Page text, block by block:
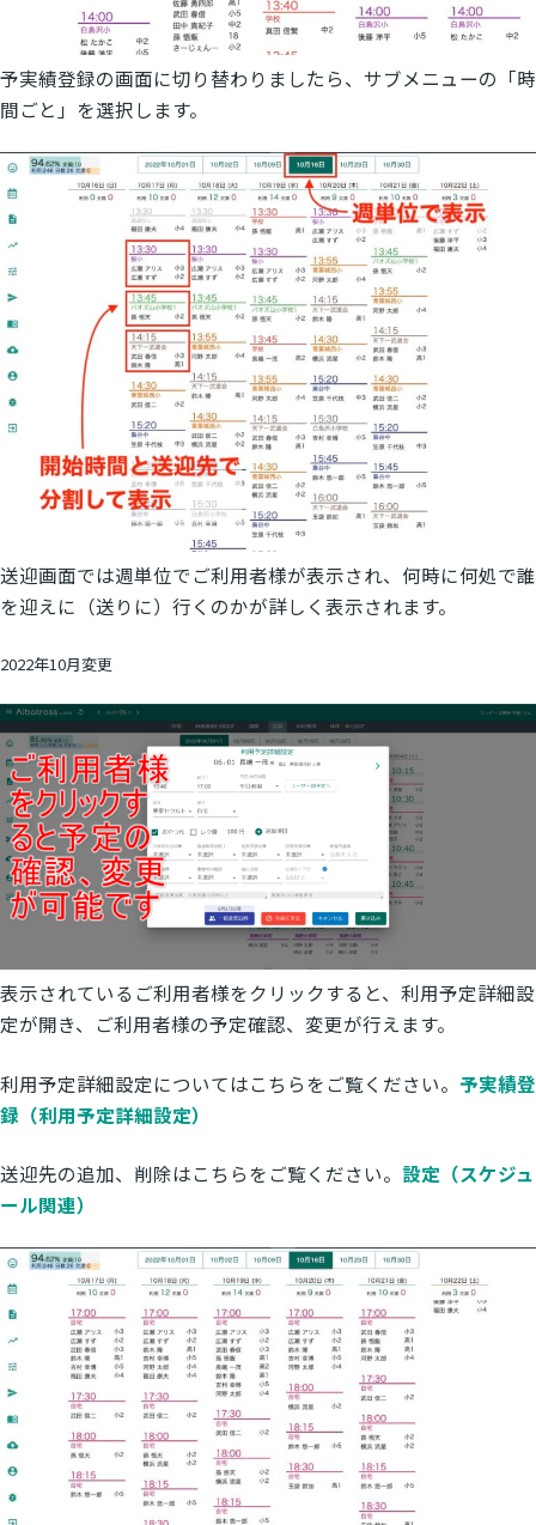
予実績登録の画面に切り替わりましたら、サブメニューの「時
間ごと」を選択します。
送迎画面では週単位でご利用者様が表示され、何時に何処で誰
を迎えに（送りに）行くのかが詳しく表示されます。
2022年10月変更
表示されているご利用者様をクリックすると、利用予定詳細設
定が開き、ご利用者様の予定確認、変更が行えます。
利用予定詳細設定についてはこちらをご覧ください。 予実績登
録（利用予定詳細設定）
送迎先の追加、削除はこちらをご覧ください。 設定（スケジュ
ール関連）